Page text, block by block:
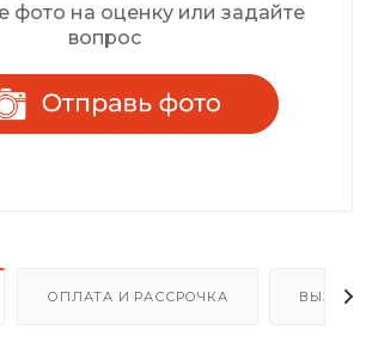
фото на оценку или задайте
вопрос
ОПЛАТА И РАССРОЧКА ВЫЗОВ